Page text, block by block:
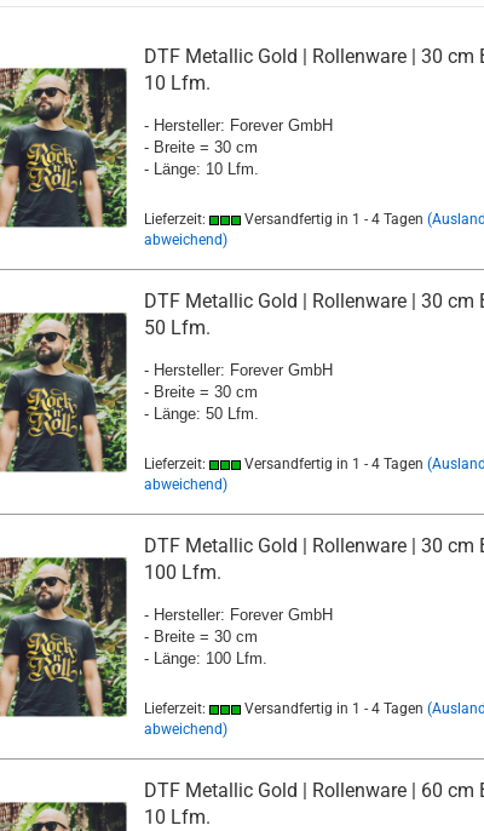
DTF Metallic Gold | Rollenware | 30 cm
10 Lfm.
- Hersteller: Forever GmbH
- Breite = 30 cm
- Länge: 10 Lfm.
Lieferzeit: Versandfertig in 1 - 4 Tagen (Ausland
abweichend)
DTF Metallic Gold | Rollenware | 30 cm
50 Lfm.
- Hersteller: Forever GmbH
- Breite = 30 cm
- Länge: 50 Lfm.
Lieferzeit: Versandfertig in 1 - 4 Tagen (Ausland
abweichend)
DTF Metallic Gold | Rollenware | 30 cm
100 Lfm.
- Hersteller: Forever GmbH
- Breite = 30 cm
- Länge: 100 Lfm.
Lieferzeit: Versandfertig in 1 - 4 Tagen (Ausland
abweichend)
DTF Metallic Gold | Rollenware | 60 cm
10 Lfm.